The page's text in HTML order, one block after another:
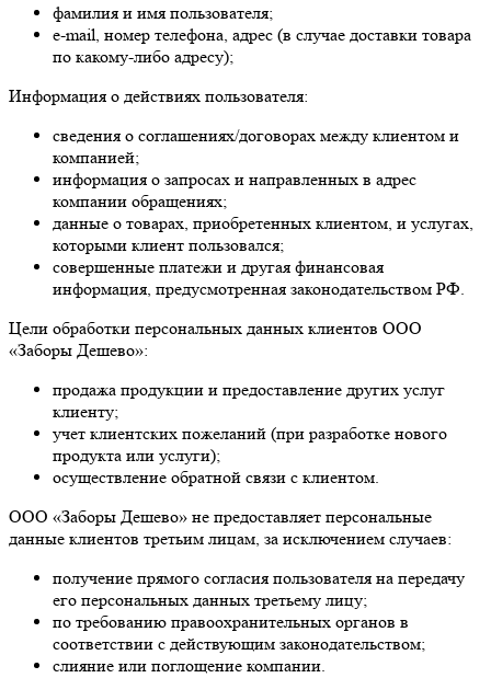
фамилия и имя пользователя;
e-mail, номер телефона, адрес (в случае доставки товара
по какому-либо адресу);
Информация о действиях пользователя:
сведения о соглашениях/договорах между клиентом и
компанией;
информация о запросах и направленных в адрес
компании обращениях;
данные о товарах, приобретенных клиентом, и услугах,
которыми клиент пользовался;
совершенные платежи и другая финансовая
информация, предусмотренная законодательством РФ.
Цели обработки персональных данных клиентов ООО
«Заборы Дешево»:
продажа продукции и предоставление других услуг
клиенту;
учет клиентских пожеланий (при разработке нового
продукта или услуги);
осуществление обратной связи с клиентом.
ООО «Заборы Дешево» не предоставляет персональные
данные клиентов третьим лицам, за исключением случаев:
получение прямого согласия пользователя на передачу
его персональных данных третьему лицу;
по требованию правоохранительных органов в
соответствии с действующим законодательством;
слияние или поглощение компании.